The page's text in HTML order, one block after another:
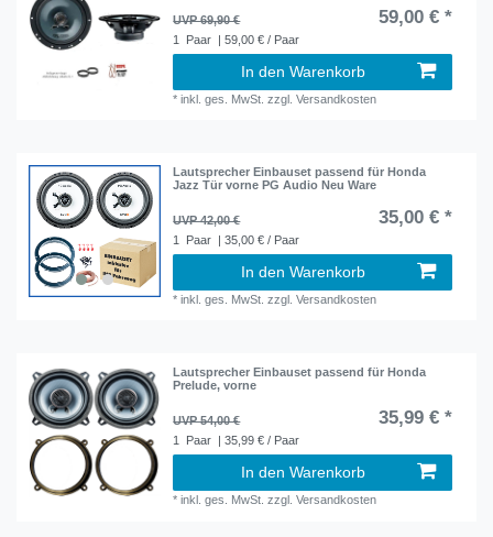
UVP 69,90 € 59,00 € *
1 Paar | 59,00 € / Paar
In den Warenkorb
*inkl. ges. MwSt. zzgl.Versandkosten
Lautsprecher Einbauset passend für Honda
Jazz Tür vorne PG Audio Neu Ware
UVP 42,00 € 35,00 € *
1 Paar | 35,00 € / Paar
In den Warenkorb
*inkl. ges. MwSt. zzgl.Versandkosten
Lautsprecher Einbauset passend für Honda
Prelude, vorne
UVP 54,00 € 35,99 € *
1 Paar | 35,99 € / Paar
In den Warenkorb
*inkl. ges. MwSt. zzgl.Versandkosten